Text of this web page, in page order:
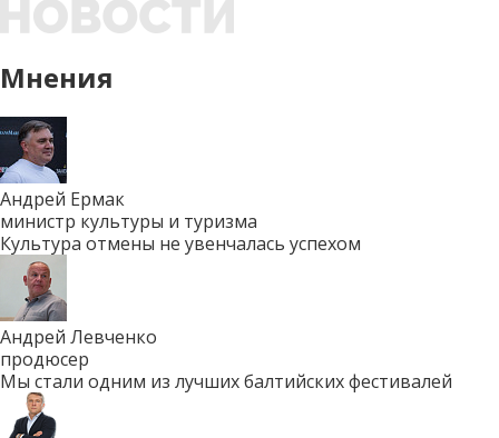
Мнения
Андрей Ермак
министр культуры и туризма
Культура отмены не увенчалась успехом
Андрей Левченко
продюсер
Мы стали одним из лучших балтийских фестивалей